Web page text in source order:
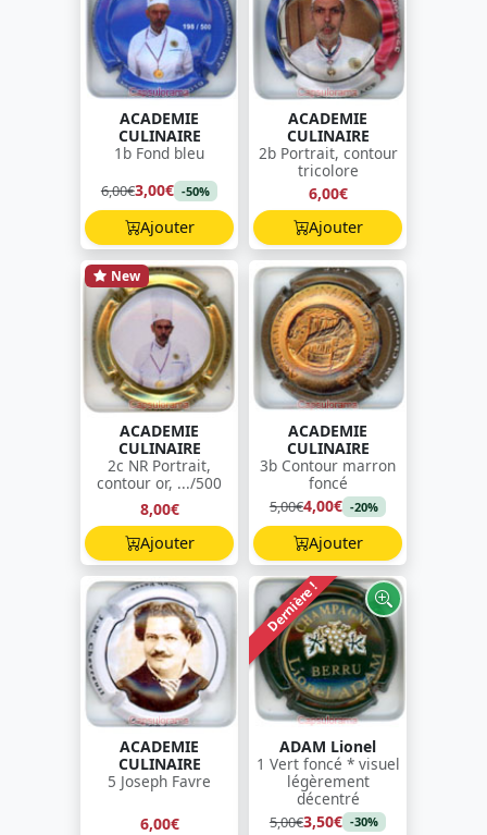
ACADEMIE
CULINAIRE
1b Fond bleu
6,00€3,00€ -50%
Ajouter
ACADEMIE
CULINAIRE
2b Portrait, contour
tricolore
6,00€
Ajouter
New
ACADEMIE
CULINAIRE
2c NR Portrait,
contour or, .../500
8,00€
Ajouter
ACADEMIE
CULINAIRE
3b Contour marron
foncé
5,00€4,00€ -20%
Ajouter
ACADEMIE
CULINAIRE
5 Joseph Favre
6,00€
Dernière !
ADAM Lionel
1 Vert foncé * visuel
légèrement
décentré
5,00€3,50€ -30%